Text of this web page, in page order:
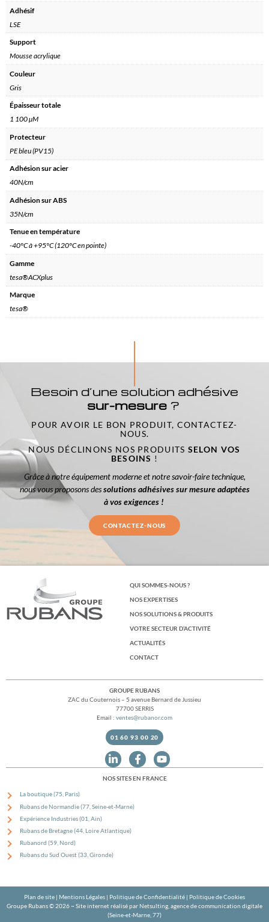
Adhésif
LSE
Support
Mousse acrylique
Couleur
Gris
Épaisseur totale
1 100 µM
Protecteur
PE bleu (PV15)
Adhésion sur acier
40N/cm
Adhésion sur ABS
35N/cm
Tenue en température
-40°C à +95°C (120°C en pointe)
Gamme
tesa®ACXplus
Marque
tesa®
Besoin d’une solution adhésive
sur-mesure?
POUR AVOIR LE BON PRODUIT, CONTACTEZ-
NOUS.
NOUS DÉCLINONS NOS PRODUITS SELON VOS
BESOINS !
Grâce à notre équipement moderne et notre savoir-faire technique,
nous vous proposons dessolutions adhésives sur mesure adaptées
à vos exigences !
CONTACTEZ-NOUS
QUI SOMMES-NOUS ?
NOS EXPERTISES
NOS SOLUTIONS & PRODUITS
VOTRE SECTEUR D’ACTIVITÉ
ACTUALITÉS
CONTACT
GROUPE RUBANS
ZAC du Couternois – 5 avenue Bernard de Jussieu
77700 SERRIS
Email : ventes@rubanor.com
01 60 93 00 20
NOS SITES EN FRANCE
La boutique (75, Paris)
Rubans de Normandie (77, Seine-et-Marne)
Expérience Industries (01, Ain)
Rubans de Bretagne (44, Loire Atlantique)
Rubanord (59, Nord)
Rubans du Sud Ouest (33, Gironde)
Plan de site | Mentions Légales | Politique de Confidentialité | Politique de Cookies
Groupe Rubans © 2026 ~ Site internet réalisé par Netsulting, agence de communication digitale
(Seine-et-Marne, 77)